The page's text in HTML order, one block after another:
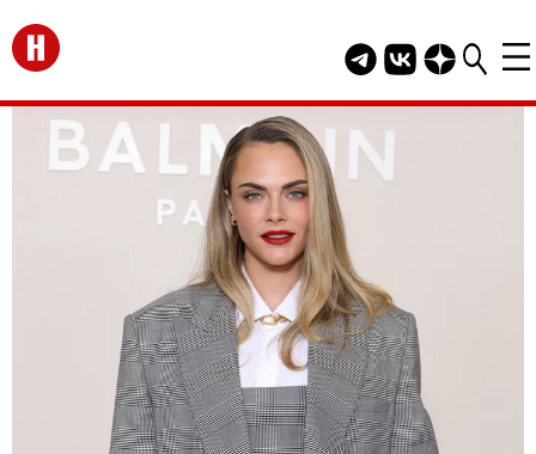
Перейти на главную
Telegram канал
Группа HELLO
Канал